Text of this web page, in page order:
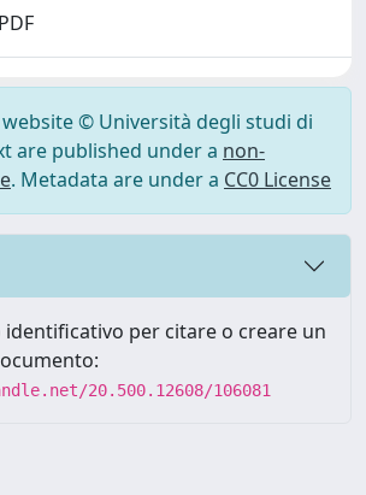
© Università degli studi di
are published under a non-
. Metadata are under a CC0 License
identificativo per citare o creare un
20.500.12608/106081